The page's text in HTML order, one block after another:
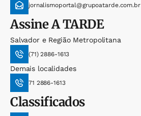
jornalismoportal@grupoatarde.com.br
AssineA TARDE
Salvador e Região Metropolitana
(71) 2886-1613
Demais localidades
71 2886-1613
Classificados